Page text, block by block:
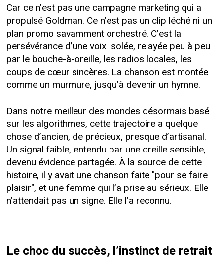
Car ce n’est pas une campagne marketing qui a
propulsé Goldman. Ce n’est pas un clip léché ni un
plan promo savamment orchestré. C’est la
persévérance d’une voix isolée, relayée peu à peu
par le bouche-à-oreille, les radios locales, les
coups de cœur sincères. La chanson est montée
comme un murmure, jusqu’à devenir un hymne.
Dans notre meilleur des mondes désormais basé
sur les algorithmes, cette trajectoire a quelque
chose d’ancien, de précieux, presque d’artisanal.
Un signal faible, entendu par une oreille sensible,
devenu évidence partagée. À la source de cette
histoire, il y avait une chanson faite "pour se faire
plaisir", et une femme qui l’a prise au sérieux. Elle
n’attendait pas un signe. Elle l’a reconnu.
Le choc du succès, l’instinct de retrait